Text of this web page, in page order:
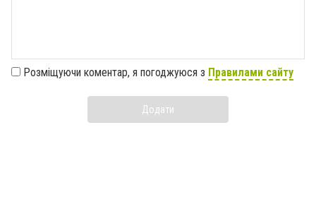
Розміщуючи коментар, я погоджуюся з Правилами сайту
Додати